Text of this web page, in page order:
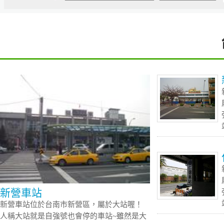
新營車站
新營車站位於台南市新營區，屬於大站喔！
人稱大站就是自強號也會停的車站~雖然是大